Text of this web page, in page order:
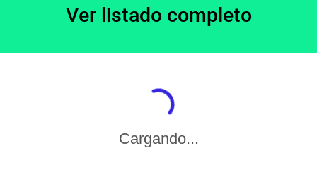
Ver listado completo
Cargando...